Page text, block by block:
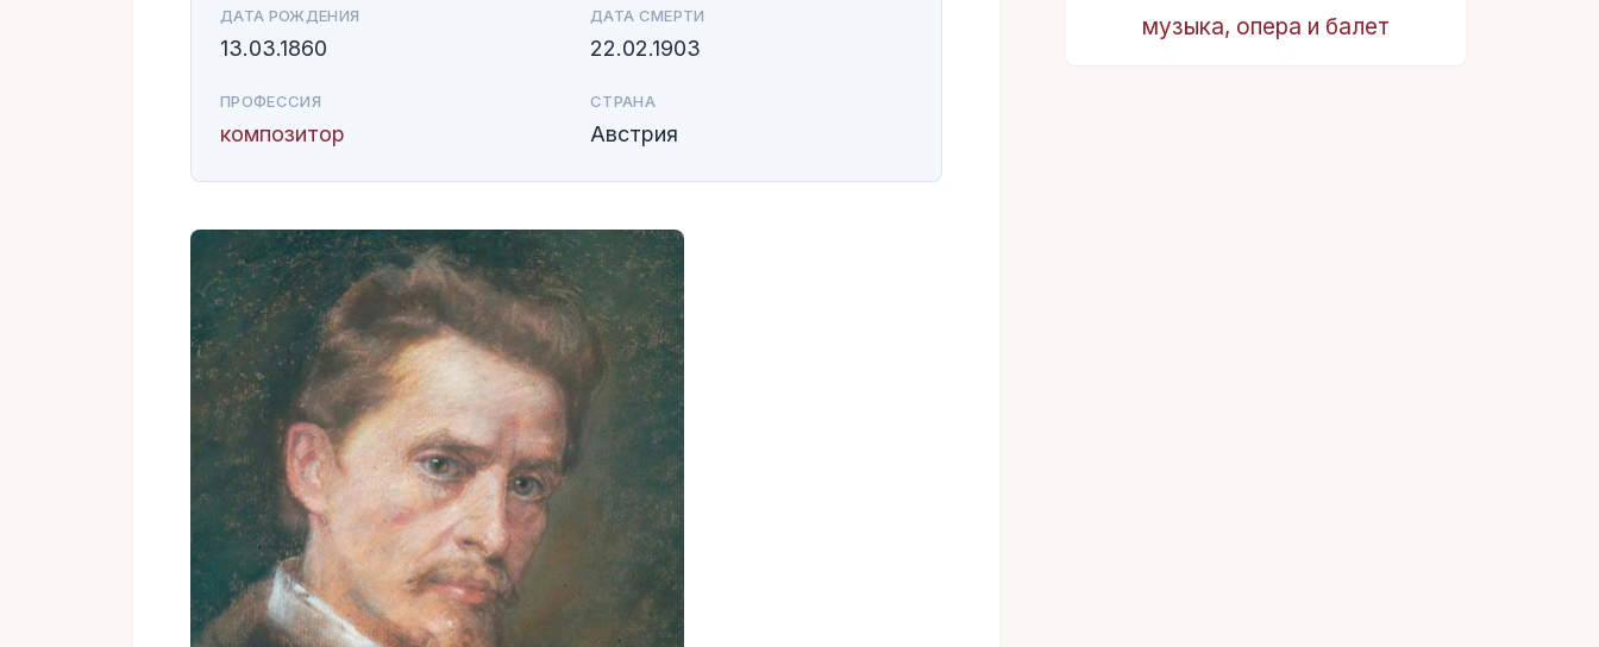
ДАТА РОЖДЕНИЯ
13.03.1860
ДАТА СМЕРТИ
22.02.1903
ПРОФЕССИЯ
композитор
СТРАНА
Австрия
музыка, опера и балет